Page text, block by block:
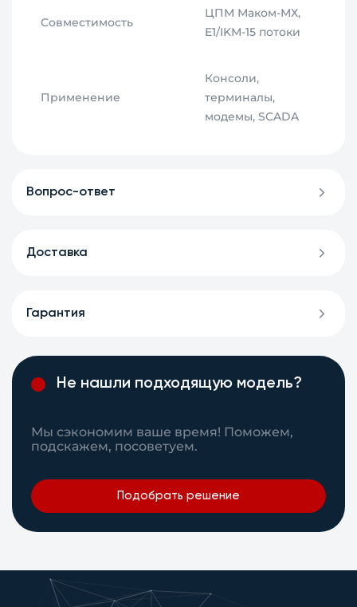
Совместимость
ЦПМ Маком-МХ,
E1/IKМ-15 потоки
Применение
Консоли,
терминалы,
модемы, SCADA
Вопрос-ответ
Доставка
Гарантия
Не нашли подходящую модель?
Мы сэкономим ваше время! Поможем,
подскажем, посоветуем.
Подобрать решение